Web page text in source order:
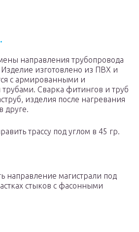
направления трубопровода
изготовлено из ПВХ и
с армированными и
Сварка фитингов и труб
изделия после нагревания
друге.
трассу под углом в 45 гр.
направление магистрали под
стыков с фасонными